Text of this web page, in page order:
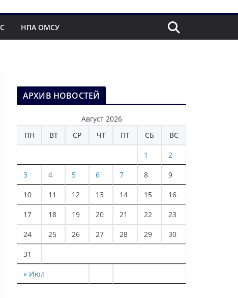
НПА ОМСУ
АРХИВ НОВОСТЕЙ
Август 2026
ПН
ВТ СР ЧТ ПТ СБ ВС
« Июл
1 2
3 4 5 6 7 8 9
10 11 12 13 14 15 16
17 18 19 20 21 22 23
24 25 26 27 28 29 30
31